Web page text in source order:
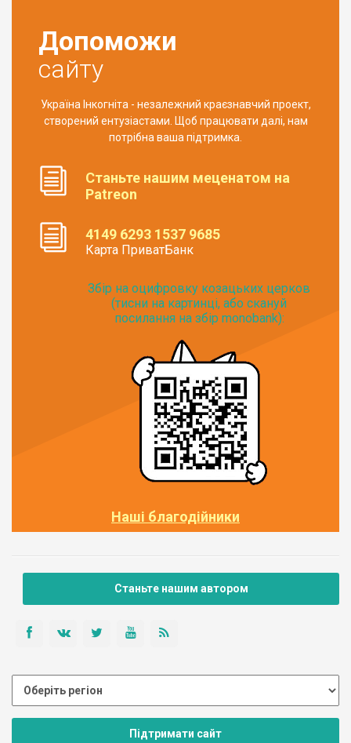
Допоможи
сайту
Україна Інкогніта - незалежний краєзнавчий проект,
створений ентузіастами. Щоб працювати далі, нам
потрібна ваша підтримка.
Станьте нашим меценатом на
Patreon
4149 6293 1537 9685
Карта ПриватБанк
Збір на оцифровку козацьких церков
(тисни на картинці, або скануй
посилання на збір monobank):
Наші благодійники
Станьте нашим автором
Підтримати сайт